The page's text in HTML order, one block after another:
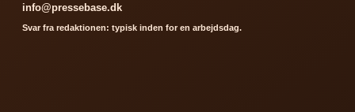
info@pressebase.dk
Svar fra redaktionen: typisk inden for en arbejdsdag.